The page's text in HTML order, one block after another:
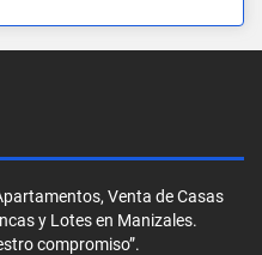
Venta de Casas
y Lotes en Manizales.
compromiso”.